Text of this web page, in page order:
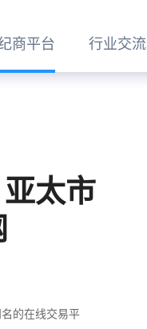
商平台 行业交流
太市
的在线交易平